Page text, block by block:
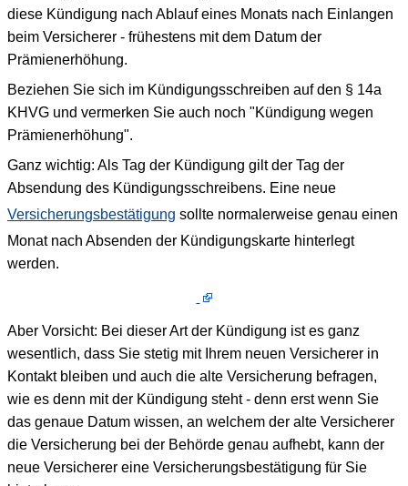
diese Kündigung nach Ablauf eines Monats nach Einlangen
beim Versicherer - frühestens mit dem Datum der
Prämienerhöhung.
Beziehen Sie sich im Kündigungsschreiben auf den § 14a
KHVG und vermerken Sie auch noch "Kündigung wegen
Prämienerhöhung".
Ganz wichtig: Als Tag der Kündigung gilt der Tag der
Absendung des Kündigungsschreibens. Eine neue
Versicherungsbestätigung sollte normalerweise genau einen
Monat nach Absenden der Kündigungskarte hinterlegt
werden.
Aber Vorsicht: Bei dieser Art der Kündigung ist es ganz
wesentlich, dass Sie stetig mit Ihrem neuen Versicherer in
Kontakt bleiben und auch die alte Versicherung befragen,
wie es denn mit der Kündigung steht - denn erst wenn Sie
das genaue Datum wissen, an welchem der alte Versicherer
die Versicherung bei der Behörde genau aufhebt, kann der
neue Versicherer eine Versicherungsbestätigung für Sie